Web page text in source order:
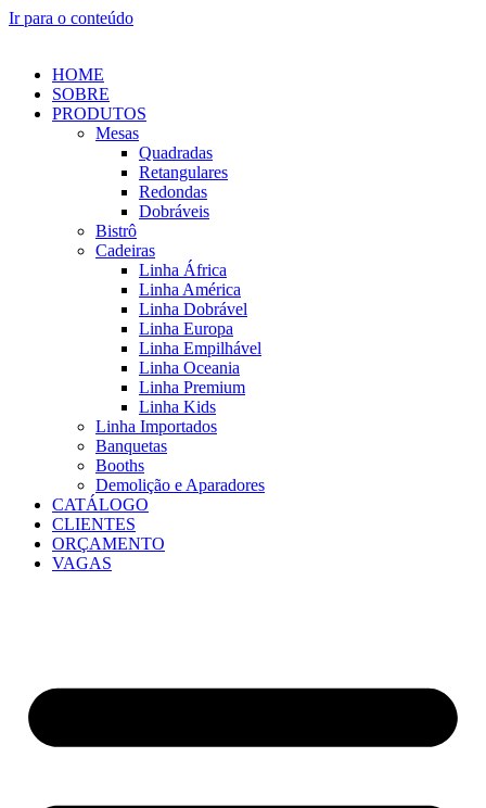
Ir para o conteúdo
HOME
SOBRE
PRODUTOS
Mesas
Quadradas
Retangulares
Redondas
Dobráveis
Bistrô
Cadeiras
Linha África
Linha América
Linha Dobrável
Linha Europa
Linha Empilhável
Linha Oceania
Linha Premium
Linha Kids
Linha Importados
Banquetas
Booths
Demolição e Aparadores
CATÁLOGO
CLIENTES
ORÇAMENTO
VAGAS